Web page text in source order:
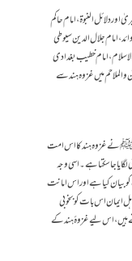
دلائل النبوۃ، امام حاکم
امام جلال الدین سیوطی
امام خطیب بغدادی
و الملاحم میں غزوہ ہند سے
ﷺ نے غزوہ ہند کا اس امت
جا سکتا ہے۔اسی وجہ
بیان کیا ہے اور اس امانت
ایمان اس بات کو بخوبی
اس لیے غزوۂ ہند کے